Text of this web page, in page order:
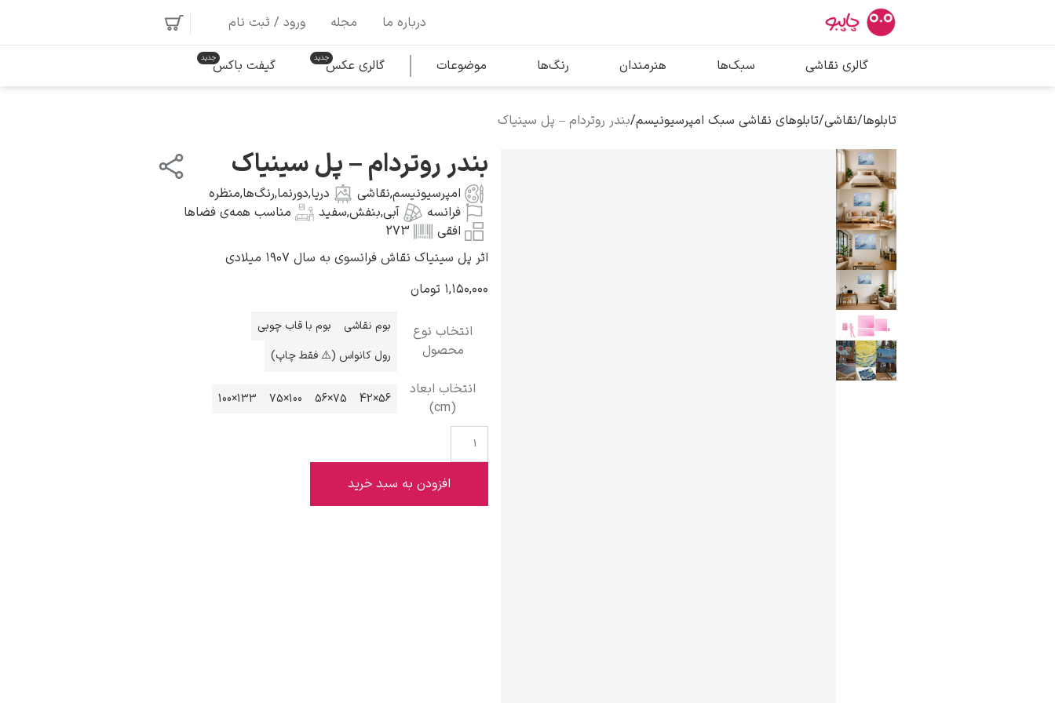
بیشترین جستجوها
پیکاسو
سالوادور دالی
محبوب‌ترین هنرمندان
درباره ما مجله ورود / ثبت نام
گالری نقاشی سبک‌ها هنرمندان رنگ‌ها موضوعات گالری عکس گیفت باکس
تابلوها/نقاشی/تابلوهای نقاشی سبک امپرسیونیسم/بندر روتردام – پل سینیاک
بندر روتردام – پل سینیاک
امپرسیونیسم,نقاشی دریا,دورنما,رنگ‌ها,منظره
فرانسه
آبی,بنفش,سفید
مناسب همه‌ی فضاها
افقی
273
اثر پل سینیاک نقاش فرانسوی به سال ۱۹۰۷ میلادی
۱,۱۵۰,۰۰۰ تومان
انتخاب نوع
محصول
بوم نقاشی
بوم با قاب چوبی
رول کانواس (⚠️ فقط چاپ)
انتخاب ابعاد
(cm)
56×42
75×56
100×75
133×100
افزودن به سبد خرید